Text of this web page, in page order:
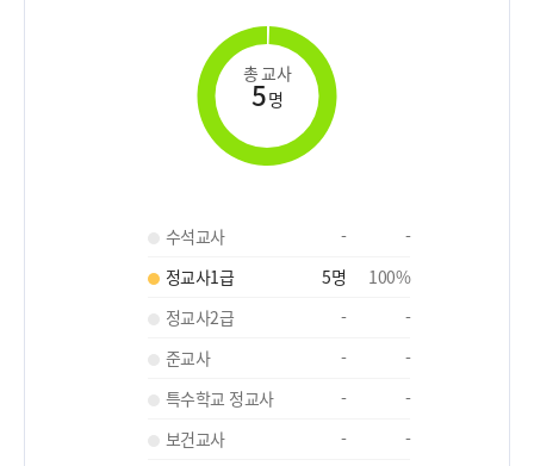
총 교사
5명
수석교사 -
-
정교사1급
5명 100%
정교사2급
-
-
준교사
-
-
특수학교 정교사
-
-
보건교사
-
-